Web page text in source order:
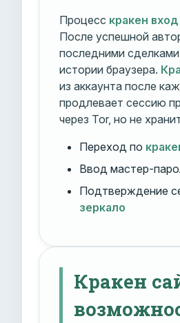
Процесс кракен вход
После успешной
последними
истории браузера.
из аккаунта после
продлевает сессию
через Tor, но не
Переход по
Ввод мастер-
Подтверждение
зеркало
Кракен